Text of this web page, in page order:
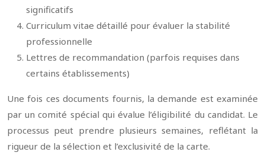
significatifs
Curriculum vitae détaillé pour évaluer la stabilité
professionnelle
Lettres de recommandation (parfois requises dans
certains établissements)
Une fois ces documents fournis, la demande est examinée
par un comité spécial qui évalue l’éligibilité du candidat. Le
processus peut prendre plusieurs semaines, reflétant la
rigueur de la sélection et l’exclusivité de la carte.